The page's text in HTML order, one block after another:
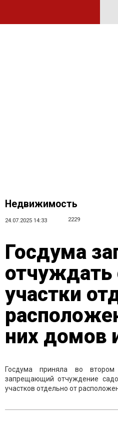
Недвижимость
24.07.2025 14:33 2229
Госдума
участки
них домов
Госдума приняла во
запрещающий отчуждение
участков отдельно от